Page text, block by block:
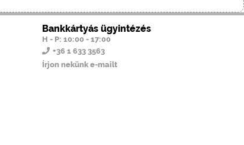
Bankkártyás ügyintézés
H - P: 10:00 - 17:00
+36 1 633 3563
Írjon nekünk e-mailt